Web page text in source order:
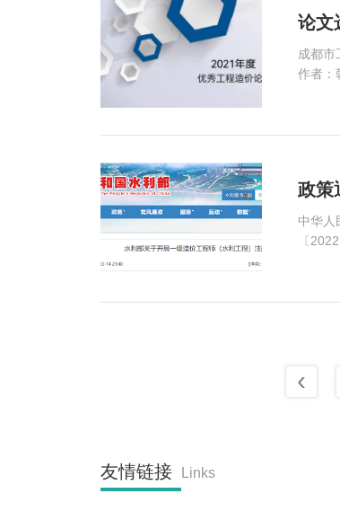
论文
成都
作者：
政策
中华人
〔2022
‹
友情链接 Links